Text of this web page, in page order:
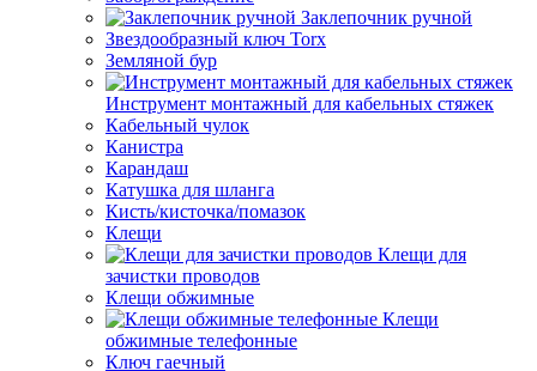
Заклепочник ручной
Звездообразный ключ Torx
Земляной бур
Инструмент монтажный для кабельных стяжек
Кабельный чулок
Канистра
Карандаш
Катушка для шланга
Кисть/кисточка/помазок
Клещи
Клещи для
зачистки проводов
Клещи обжимные
Клещи
обжимные телефонные
Ключ гаечный